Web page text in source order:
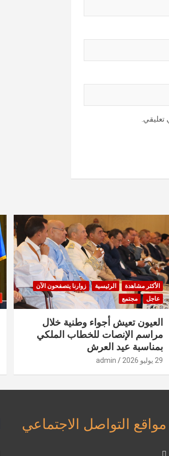
تعليقي.
الأكثر مشاهدة الرئيسية
زوارنا يتصفحون الآن
عاجل
مجتمع
العيون تعيش أجواء وطنية خلال
مراسم الإنصات للخطاب الملكي
بمناسبة عيد العرش
29 يوليو 2026 admin
مواقع التواصل الاجتماعي